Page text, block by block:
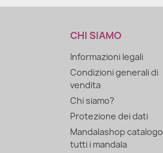
CHI SIAMO
Informazioni legali
Condizioni generali di
vendita
Chi siamo?
Protezione dei dati
Mandalashop catalogo
tutti i mandala